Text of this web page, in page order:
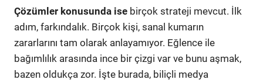
Çözümler konusunda ise birçok strateji mevcut. İlk
adım, farkındalık. Birçok kişi, sanal kumarın
zararlarını tam olarak anlayamıyor. Eğlence ile
bağımlılık arasında ince bir çizgi var ve bunu aşmak,
bazen oldukça zor. İşte burada, biliçli medya